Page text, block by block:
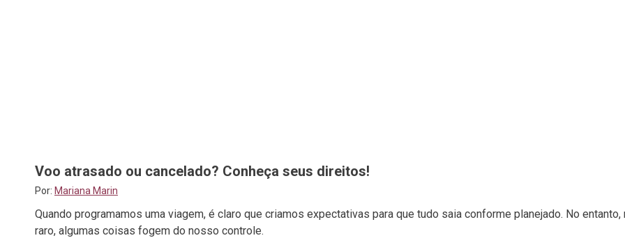
Voo atrasado ou cancelado? Conheça seus direitos!
Por: Mariana Marin
Quando programamos uma viagem, é claro que criamos expectativas para que tudo saia conforme planejado. No entanto,
raro, algumas coisas fogem do nosso controle.